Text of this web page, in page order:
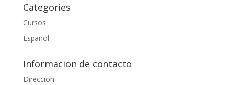
Categories
Cursos
Espanol
Informacion de contacto
Direccion: